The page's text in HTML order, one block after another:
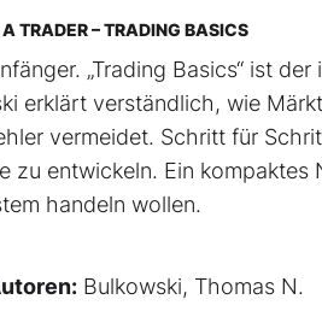
TRADER – TRADING BASICS
„Trading Basics“ ist
erklärt verständlich, wie
vermeidet. Schritt für
zu entwickeln. Ein
handeln wollen.
Bulkowski, Thomas N.